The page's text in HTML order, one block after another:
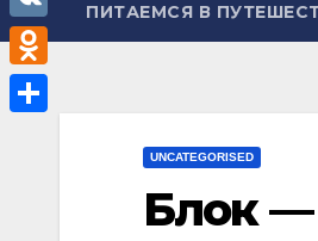
ПИТАЕМСЯ В
UNCATEGORISED
Блок —
A
l
e
g
i
b
e
V
K
O